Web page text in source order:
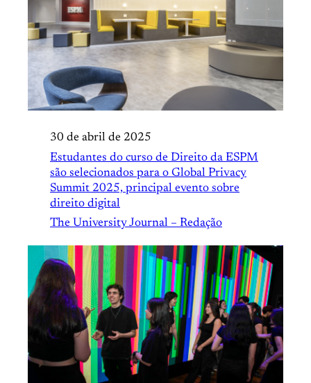
30 de abril de 2025
Estudantes do curso de Direito da ESPM
são selecionados para o Global Privacy
Summit 2025, principal evento sobre
direito digital
The University Journal – Redação